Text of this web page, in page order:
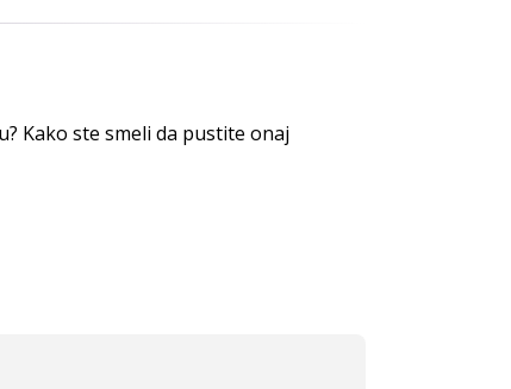
Kako ste smeli da pustite onaj